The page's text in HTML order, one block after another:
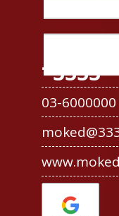
3333*
03-6000000